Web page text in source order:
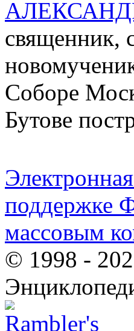
священник,
Соборе
Бутове
поддержке
массовым
© 1998 -